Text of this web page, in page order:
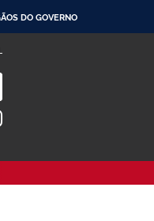
DO GOVERNO